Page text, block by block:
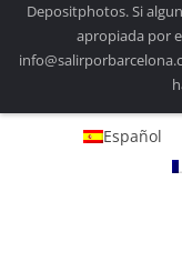
Depositphotos. Si
apropiada por
Español